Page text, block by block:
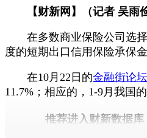
【财新网】（记者 吴雨
在多数商业保险公司选择
度的短期出口信用保险承保
在10月22日的金融街论坛
11.7%；相应的，1-9月我国
推荐进入 财新数据库